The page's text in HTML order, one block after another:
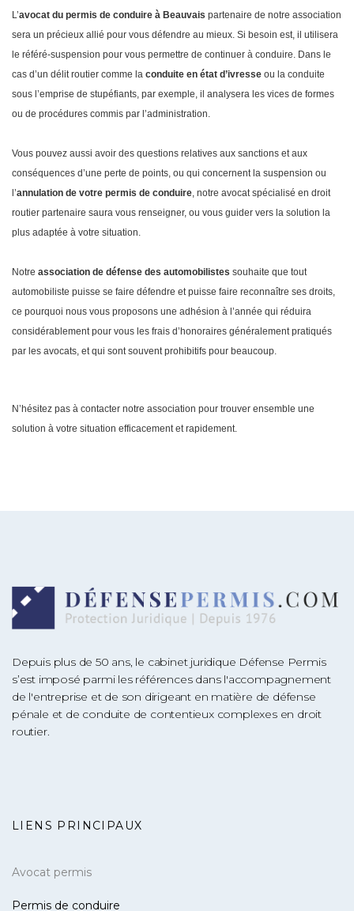
L’avocat du permis de conduire à Beauvais partenaire de notre association
sera un précieux allié pour vous défendre au mieux. Si besoin est, il utilisera
le référé-suspension pour vous permettre de continuer à conduire. Dans le
cas d’un délit routier comme la conduite en état d’ivresse ou la conduite
sous l’emprise de stupéfiants, par exemple, il analysera les vices de formes
ou de procédures commis par l’administration.
Vous pouvez aussi avoir des questions relatives aux sanctions et aux
conséquences d’une perte de points, ou qui concernent la suspension ou
l’annulation de votre permis de conduire, notre avocat spécialisé en droit
routier partenaire saura vous renseigner, ou vous guider vers la solution la
plus adaptée à votre situation.
Notre association de défense des automobilistes souhaite que tout
automobiliste puisse se faire défendre et puisse faire reconnaître ses droits,
ce pourquoi nous vous proposons une adhésion à l’année qui réduira
considérablement pour vous les frais d’honoraires généralement pratiqués
par les avocats, et qui sont souvent prohibitifs pour beaucoup.
N’hésitez pas à contacter notre association pour trouver ensemble une
solution à votre situation efficacement et rapidement.
Depuis plus de 50 ans, le cabinet juridique Défense Permis
s’est imposé parmi les références dans l'accompagnement
de l'entreprise et de son dirigeant en matière de défense
pénale et de conduite de contentieux complexes en droit
routier.
LIENS PRINCIPAUX
Avocat permis
Permis de conduire